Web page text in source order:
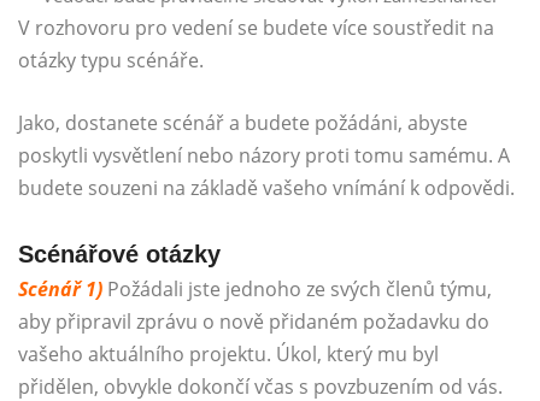
V rozhovoru pro vedení se budete více soustředit na
otázky typu scénáře.
Jako, dostanete scénář a budete požádáni, abyste
poskytli vysvětlení nebo názory proti tomu samému. A
budete souzeni na základě vašeho vnímání k odpovědi.
Scénářové otázky
Scénář 1) Požádali jste jednoho ze svých členů týmu,
aby připravil zprávu o nově přidaném požadavku do
vašeho aktuálního projektu. Úkol, který mu byl
přidělen, obvykle dokončí včas s povzbuzením od vás.